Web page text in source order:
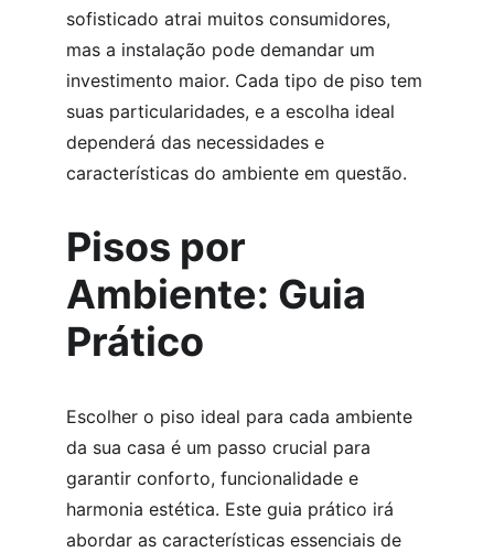
sofisticado atrai muitos consumidores,
mas a instalação pode demandar um
investimento maior. Cada tipo de piso tem
suas particularidades, e a escolha ideal
dependerá das necessidades e
características do ambiente em questão.
Pisos por
Ambiente: Guia
Prático
Escolher o piso ideal para cada ambiente
da sua casa é um passo crucial para
garantir conforto, funcionalidade e
harmonia estética. Este guia prático irá
abordar as características essenciais de